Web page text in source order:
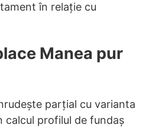
în relație cu
Manea pur
parțial cu varianta
calcul profilul de fundaș